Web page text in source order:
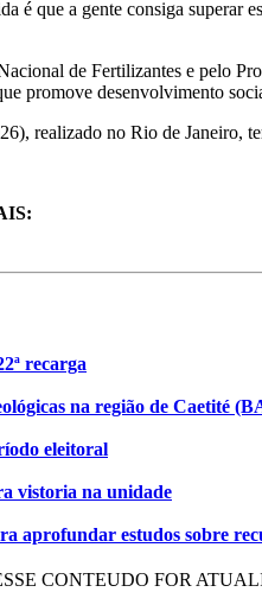
é que a gente consiga
de Fertilizantes e pelo
promove desenvolvimento
realizado no Rio de Janeiro,
recarga
na região de Caetité
eleitoral
vistoria na unidade
aprofundar estudos sobre
CONTEUDO FOR